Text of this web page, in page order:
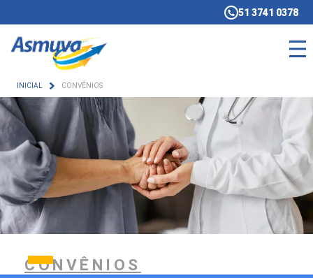
51 3741 0378
INICIAL CONVÊNIOS
CONVÊNIOS